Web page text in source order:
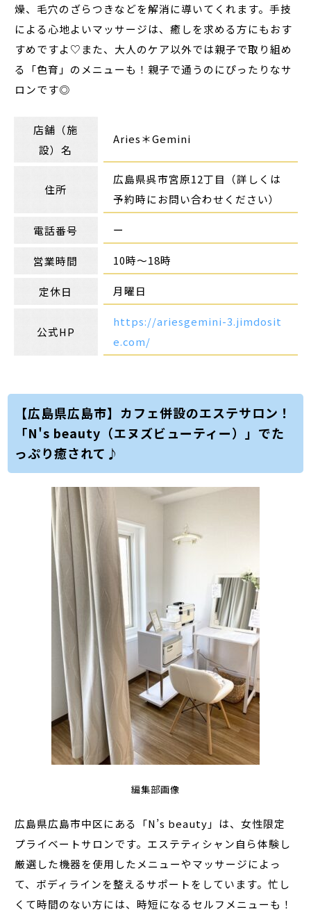
燥、毛穴のざらつきなどを解消に導いてくれます。手技
による心地よいマッサージは、癒しを求める方にもおす
すめですよ♡また、大人のケア以外では親子で取り組め
る「色育」のメニューも！親子で通うのにぴったりなサ
ロンです◎
店舗（施
設）名
Aries＊Gemini
住所
広島県呉市宮原12丁目（詳しくは
予約時にお問い合わせください）
電話番号 ー
営業時間 10時～18時
定休日 月曜日
公式HP
https://ariesgemini-3.jimdosit
e.com/
【広島県広島市】カフェ併設のエステサロン！
「N's beauty（エヌズビューティー）」でた
っぷり癒されて♪
編集部画像
広島県広島市中区にある「N’s beauty」は、女性限定
プライベートサロンです。エステティシャン自ら体験し
厳選した機器を使用したメニューやマッサージによっ
て、ボディラインを整えるサポートをしています。忙し
くて時間のない方には、時短になるセルフメニューも！